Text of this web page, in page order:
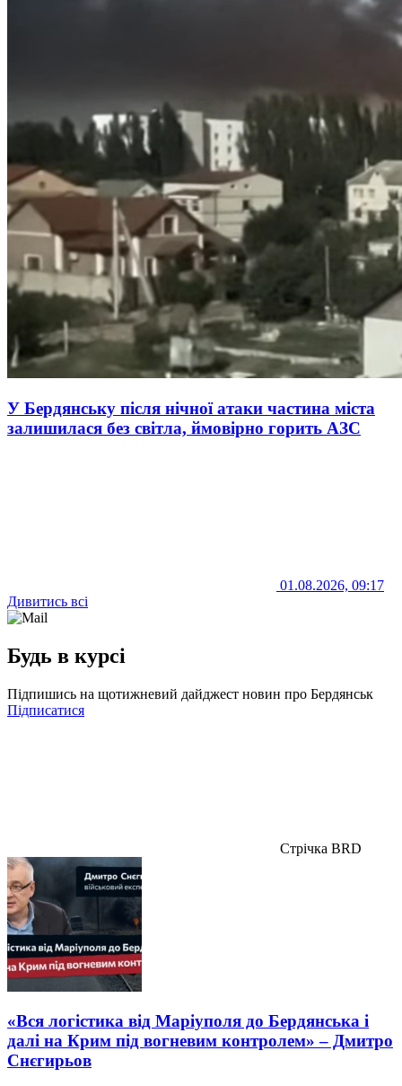
У Бердянську після нічної атаки частина міста
залишилася без світла, ймовірно горить АЗС
01.08.2026, 09:17
Дивитись всі
Будь в курсі
Підпишись на щотижневий дайджест новин про Бердянськ
Підписатися
Стрічка BRD
«Вся логістика від Маріуполя до Бердянська і
далі на Крим під вогневим контролем» – Дмитро
Снєгирьов